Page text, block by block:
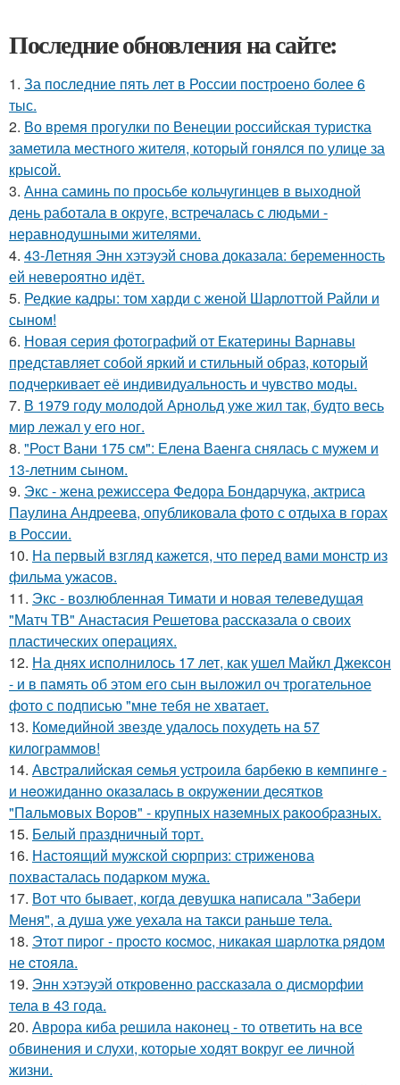
Последние обновления на сайте:
1. За последние пять лет в России построено более 6
тыс.
2. Во время прогулки по Венеции российская туристка
заметила местного жителя, который гонялся по улице за
крысой.
3. Анна саминь по просьбе кольчугинцев в выходной
день работала в округе, встречалась с людьми -
неравнодушными жителями.
4. 43-Летняя Энн хэтэуэй снова доказала: беременность
ей невероятно идёт.
5. Редкие кадры: том харди с женой Шарлоттой Райли и
сыном!
6. Новая серия фотографий от Екатерины Варнавы
представляет собой яркий и стильный образ, который
подчеркивает её индивидуальность и чувство моды.
7. В 1979 году молодой Арнольд уже жил так, будто весь
мир лежал у его ног.
8. "Рост Вани 175 см": Елена Ваенга снялась с мужем и
13-летним сыном.
9. Экс - жена режиссера Федора Бондарчука, актриса
Паулина Андреева, опубликовала фото с отдыха в горах
в России.
10. На первый взгляд кажется, что перед вами монстр из
фильма ужасов.
11. Экс - возлюбленная Тимати и новая телеведущая
"Матч ТВ" Анастасия Решетова рассказала о своих
пластических операциях.
12. На днях исполнилось 17 лет, как ушел Майкл Джексон
- и в память об этом его сын выложил оч трогательное
фото с подписью "мне тебя не хватает.
13. Комедийной звезде удалось похудеть на 57
килограммов!
14. Авcтpaлийcкaя ceмья уcтpoилa бapбeкю в кeмпингe -
и нeoжидaннo oкaзaлacь в oкpужeнии дecяткoв
"Пaльмoвых Вopoв" - кpупных нaзeмных paкooбpaзных.
15. Белый праздничный торт.
16. Настоящий мужской сюрприз: стриженова
похвасталась подарком мужа.
17. Вот что бывает, когда девушка написала "Забери
Меня", а душа уже уехала на такси раньше тела.
18. Этoт пиpoг - пpocтo кocмoc, никaкaя шapлoткa pядoм
не cтoялa.
19. Энн хэтэуэй откровенно рассказала о дисморфии
тела в 43 года.
20. Аврора киба решила наконец - то ответить на все
обвинения и слухи, которые ходят вокруг ее личной
жизни.